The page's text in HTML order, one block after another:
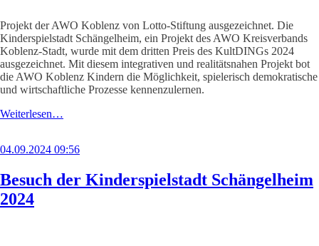
Projekt der AWO Koblenz von Lotto-Stiftung ausgezeichnet. Die
Kinderspielstadt Schängelheim, ein Projekt des AWO Kreisverbands
Koblenz-Stadt, wurde mit dem dritten Preis des KultDINGs 2024
ausgezeichnet. Mit diesem integrativen und realitätsnahen Projekt bot
die AWO Koblenz Kindern die Möglichkeit, spielerisch demokratische
und wirtschaftliche Prozesse kennenzulernen.
Weiterlesen…
04.09.2024 09:56
Besuch der Kinderspielstadt Schängelheim
2024